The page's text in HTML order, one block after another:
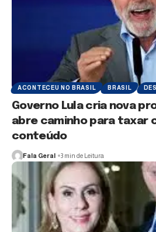
ACONTECEU NO BRASIL BRASIL
Governo Lula cria nova
abre caminho para taxar
conteúdo
Fala Geral 3 min de Leitura